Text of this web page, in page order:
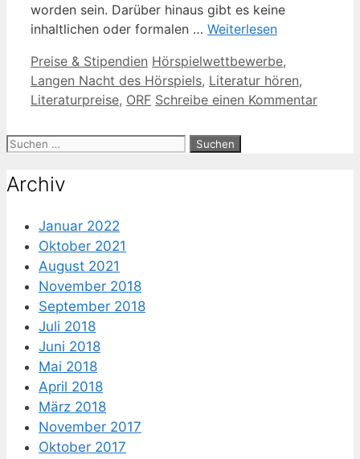
worden sein. Darüber hinaus gibt es keine
inhaltlichen oder formalen … Weiterlesen
Kategorien
Preise & Stipendien Schlagwörter
Hörspielwettbewerbe,
Langen Nacht des Hörspiels, Literatur hören,
Literaturpreise, ORF Schreibe einen Kommentar
Suche
Archiv
Januar 2022
Oktober 2021
August 2021
November 2018
September 2018
Juli 2018
Juni 2018
Mai 2018
April 2018
März 2018
November 2017
Oktober 2017